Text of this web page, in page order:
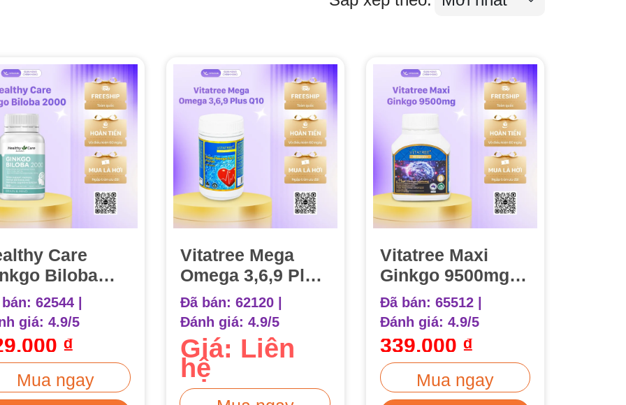
Care
Biloba
Viên Uống
Não 100v
62544 |
giá: 4.9/5
₫
Mua ngay
Vitatree Mega
Omega 3,6,9 Plus
Q10 Hộp 120 viên
Đã bán: 62120 |
Đánh giá: 4.9/5
Giá: Liên
hệ
Vitatree Maxi
Ginkgo 9500mg
Hộp 60 Viên
Đã bán: 65512 |
Đánh giá: 4.9/5
339.000 ₫
Mua ngay